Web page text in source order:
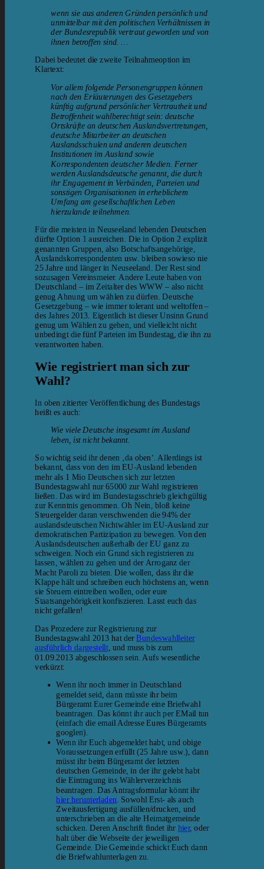
wenn sie aus anderen Gründen persönlich und
unmittelbar mit den politischen Verhältnissen in
der Bundesrepublik vertraut geworden und von
ihnen betroffen sind. …
Dabei bedeutet die zweite Teilnahmeoption im
Klartext:
Vor allem folgende Personengruppen können
nach den Erläuterungen des Gesetzgebers
künftig aufgrund persönlicher Vertrautheit und
Betroffenheit wahlberechtigt sein: deutsche
Ortskräfte an deutschen Auslandsvertretungen,
deutsche Mitarbeiter an deutschen
Auslandsschulen und anderen deutschen
Institutionen im Ausland sowie
Korrespondenten deutscher Medien. Ferner
werden Auslandsdeutsche genannt, die durch
ihr Engagement in Verbänden, Parteien und
sonstigen Organisationen in erheblichem
Umfang am gesellschaftlichen Leben
hierzulande teilnehmen.
Für die meisten in Neuseeland lebenden Deutschen
dürfte Option 1 ausreichen. Die in Option 2 explizit
genannten Gruppen, also Botschaftsangehörige,
Auslandskorrespondenten usw. bleiben sowieso nie
25 Jahre und länger in Neuseeland. Der Rest sind
sozusagen Vereinsmeier. Andere Leute haben von
Deutschland – im Zeitalter des WWW – also nicht
genug Ahnung um wählen zu dürfen. Deutsche
Gesetzgebung – wie immer tolerant und weltoffen –
des Jahres 2013. Eigentlich ist dieser Unsinn Grund
genug um Wählen zu gehen, und vielleicht nicht
unbedingt die fünf Parteien im Bundestag, die ihn zu
verantworten haben.
Wie registriert man sich zur
Wahl?
In oben zitierter Veröffentlichung des Bundestags
heißt es auch:
Wie viele Deutsche insgesamt im Ausland
leben, ist nicht bekannt.
So wichtig seid ihr denen ‚da oben‘. Allerdings ist
bekannt, dass von den im EU-Ausland lebenden
mehr als 1 Mio Deutschen sich zur letzten
Bundestagswahl nur 65000 zur Wahl registrieren
ließen. Das wird im Bundestagsschrieb gleichgültig
zur Kenntnis genommen. Oh Nein, bloß keine
Steuergelder daran verschwenden die 94% der
auslandsdeutschen Nichtwähler im EU-Ausland zur
demokratischen Partizipation zu bewegen. Von den
Auslandsdeutschen außerhalb der EU ganz zu
schweigen. Noch ein Grund sich registrieren zu
lassen, wählen zu gehen und der Arroganz der
Macht Paroli zu bieten. Die wollen, dass ihr die
Klappe hält und schreiben euch höchstens an, wenn
sie Steuern eintreiben wollen, oder eure
Staatsangehörigkeit konfiszieren. Lasst euch das
nicht gefallen!
Das Prozedere zur Registrierung zur
Bundestagswahl 2013 hat derBundeswahlleiter
ausführlich dargestellt, und muss bis zum
01.09.2013 abgeschlossen sein. Aufs wesentliche
verkürzt:
Wenn ihr noch immer in Deutschland
gemeldet seid, dann müsste ihr beim
Bürgeramt Eurer Gemeinde eine Briefwahl
beantragen. Das könnt ihr auch per EMail tun
(einfach die email Adresse Eures Bürgeramts
googlen).
Wenn ihr Euch abgemeldet habt, und obige
Voraussetzungen erfüllt (25 Jahre usw.), dann
müsst ihr beim Bürgeramt der letzten
deutschen Gemeinde, in der ihr gelebt habt
die Eintragung ins Wählerverzeichnis
beantragen. Das Antragsformular könnt ihr
hier herunterladen . Sowohl Erst- als auch
Zweitausfertigung ausfüllen/drucken, und
unterschrieben an die alte Heimatgemeinde
schicken. Deren Anschrift findet ihr hier, oder
halt über die Webseite der jeweiligen
Gemeinde. Die Gemeinde schickt Euch dann
die Briefwahlunterlagen zu.